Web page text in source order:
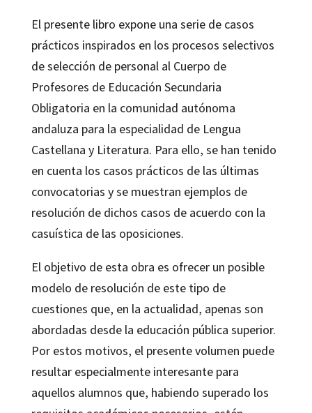
El presente libro expone una serie de casos
prácticos inspirados en los procesos selectivos
de selección de personal al Cuerpo de
Profesores de Educación Secundaria
Obligatoria en la comunidad autónoma
andaluza para la especialidad de Lengua
Castellana y Literatura. Para ello, se han tenido
en cuenta los casos prácticos de las últimas
convocatorias y se muestran ejemplos de
resolución de dichos casos de acuerdo con la
casuística de las oposiciones.
El objetivo de esta obra es ofrecer un posible
modelo de resolución de este tipo de
cuestiones que, en la actualidad, apenas son
abordadas desde la educación pública superior.
Por estos motivos, el presente volumen puede
resultar especialmente interesante para
aquellos alumnos que, habiendo superado los